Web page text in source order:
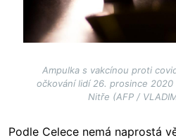
Ampulka s vakcínou proti
očkování lidí 26. prosince
Nitře (AFP /
Podle Celece nemá naprostá